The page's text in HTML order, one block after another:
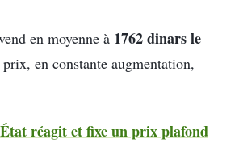
en moyenne à 1762 dinars le
en constante augmentation,
réagit et fixe un prix plafond